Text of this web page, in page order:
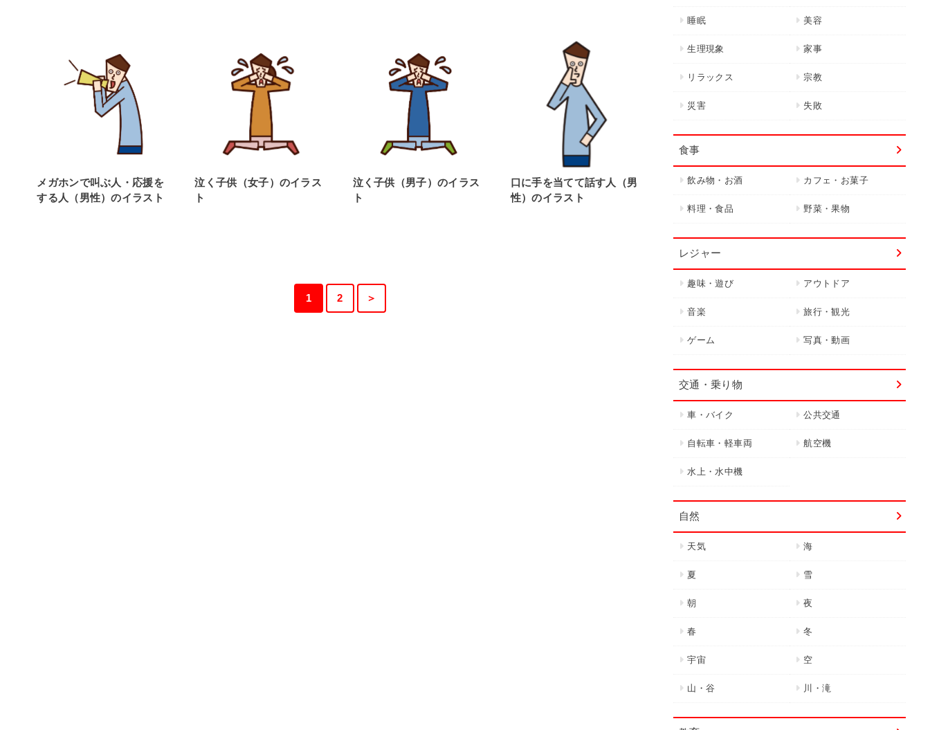
メガホンで叫ぶ人・応援を
する人（男性）のイラスト
泣く子供（女子）のイラス
ト
泣く子供（男子）のイラス
ト
口に手を当てて話す人（男
性）のイラスト
1 2 ＞
睡眠 美容
生理現象 家事
リラックス 宗教
災害 失敗
食事
飲み物・お酒 カフェ・お菓子
料理・食品 野菜・果物
レジャー
趣味・遊び アウトドア
音楽 旅行・観光
ゲーム 写真・動画
交通・乗り物
車・バイク 公共交通
自転車・軽車両 航空機
水上・水中機
自然
天気 海
夏 雪
朝 夜
春 冬
宇宙 空
山・谷 川・滝